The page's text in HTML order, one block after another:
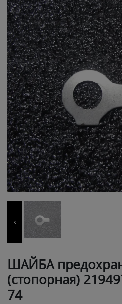
ШАЙБА
(стопорная)
74